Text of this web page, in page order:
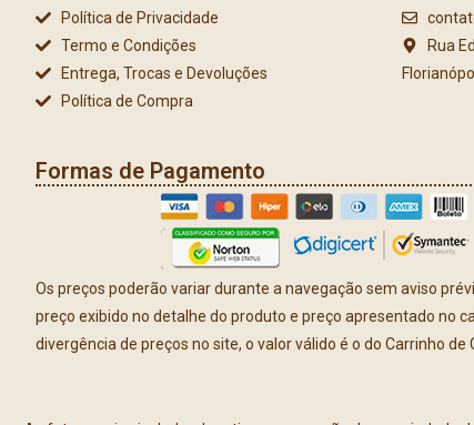
Política de Privacidade
Termo e Condições
Entrega, Trocas e Devoluções
Política de Compra
Rua
Formas de Pagamento
Os preços poderão variar durante a navegação sem aviso
preço exibido no detalhe do produto e preço apresentado no
divergência de preços no site, o valor válido é o do Carrinho de